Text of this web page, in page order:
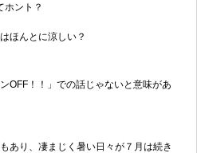
ホント？
ほんとに涼しい？
OFF！！」での話じゃないと意味があ
あり、凄まじく暑い日々が７月は続き